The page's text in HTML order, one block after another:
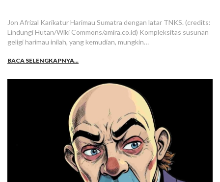
Jon Afrizal Karikatur Harimau Sumatra dengan latar TNKS. (credits:
Lindungi Hutan/Wiki Commons/amira.co.id) Kompleksitas susunan
geligi harimau inilah, yang kemudian, mungkin…
BACA SELENGKAPNYA...